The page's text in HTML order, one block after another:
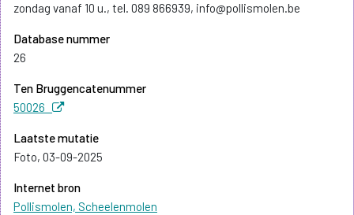
zondag vanaf 10 u., tel. 089 866939, info@pollismolen.be
Database nummer
26
Ten Bruggencatenummer
50026
Laatste mutatie
Foto, 03-09-2025
Internet bron
Pollismolen, Scheelenmolen